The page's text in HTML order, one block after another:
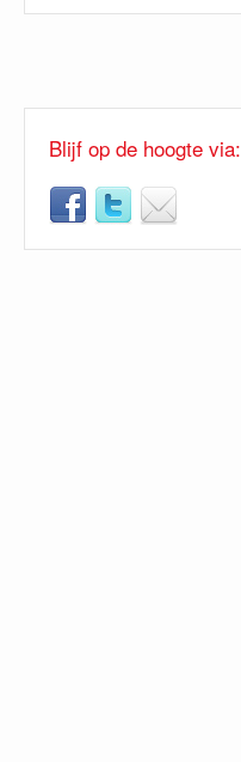
Blijf op de hoogte via: